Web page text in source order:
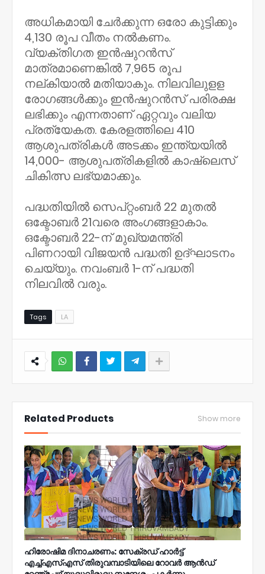
അധികമായി ചേർക്കുന്ന ഒരോ കുട്ടിക്കും
4,130 രൂപ വീതം നൽകണം.
വ്യക്തിഗത ഇൻഷുറൻസ്
മാത്രമാണെങ്കിൽ 7,965 രൂപ
നല്കിയാൽ മതിയാകും. നിലവിലുളള
രോഗങ്ങൾക്കും ഇൻഷുറൻസ് പരിരക്ഷ
ലഭിക്കും എന്നതാണ് ഏറ്റവും വലിയ
പ്രത്യേകത. കേരളത്തിലെ 410
ആശുപത്രികൾ അടക്കം ഇന്ത്യയിൽ
14,000- ആശുപത്രികളിൽ കാഷ്‌ലെസ്
ചികിത്സ ലഭ്യമാക്കും.
പദ്ധതിയിൽ സെപ്റ്റംബർ 22 മുതൽ
ഒക്ടോബർ 21വരെ അംഗങ്ങളാകാം.
ഒക്ടോബർ 22-ന് മുഖ്യമന്ത്രി
പിണറായി വിജയൻ പദ്ധതി ഉദ്ഘാടനം
ചെയ്യും. നവംബർ 1-ന് പദ്ധതി
നിലവിൽ വരും.
Tags LA
Related Products Show more
ഹിരോഷിമ ദിനാചരണം: സേക്രഡ് ഹാർട്ട്
എച്ച്എസ്എസ് തിരുവമ്പാടിയിലെ റോവർ ആൻഡ്